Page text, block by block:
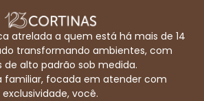
atrelada a quem está há mais de 14
transformando ambientes, com
de alto padrão sob medida.
familiar, focada em atender com
exclusividade, você.